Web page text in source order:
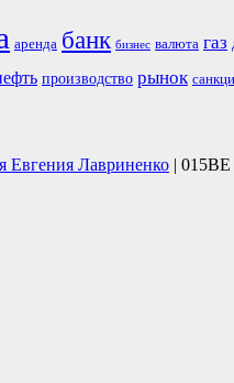
аренда банк бизнес валюта газ
производство рынок
Евгения Лавриненко | 015BE